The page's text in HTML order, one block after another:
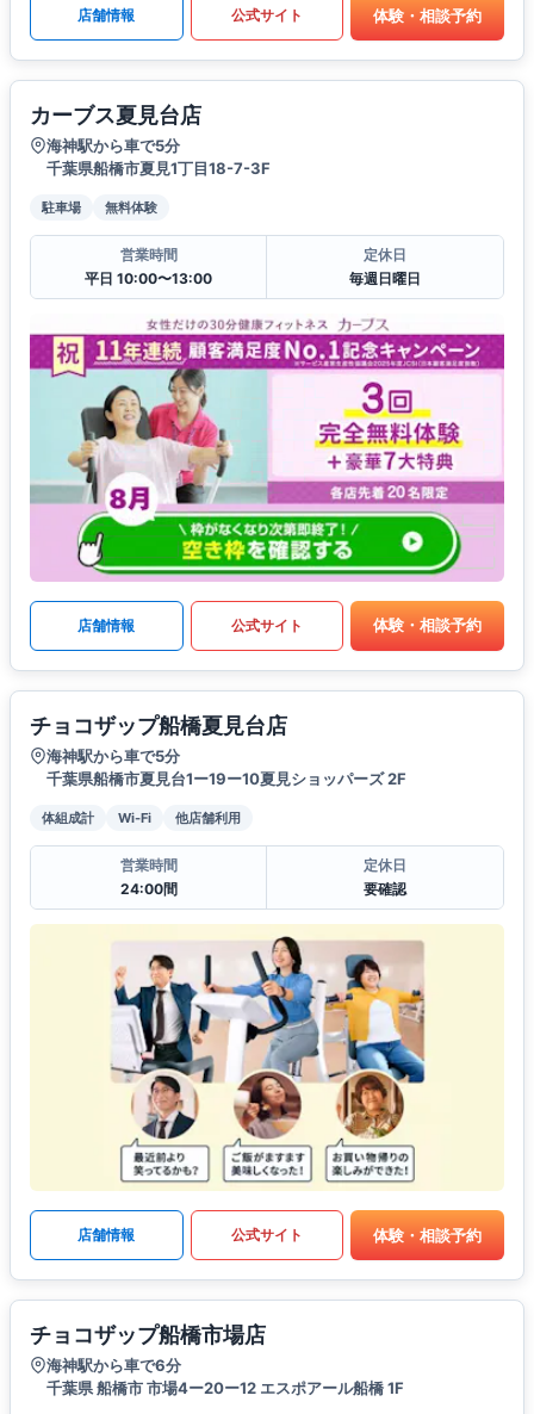
店舗情報 公式サイト 体験・相談予約
カーブス夏見台店
海神駅から車で5分
千葉県船橋市夏見1丁目18-7-3F
駐車場 無料体験
営業時間
平日 10:00〜13:00
定休日
毎週日曜日
店舗情報 公式サイト 体験・相談予約
チョコザップ船橋夏見台店
海神駅から車で5分
千葉県船橋市夏見台1ー19ー10夏見ショッパーズ 2F
体組成計 Wi-Fi 他店舗利用
営業時間
24:00間
定休日
要確認
店舗情報 公式サイト 体験・相談予約
チョコザップ船橋市場店
海神駅から車で6分
千葉県 船橋市 市場4ー20ー12 エスポアール船橋 1F